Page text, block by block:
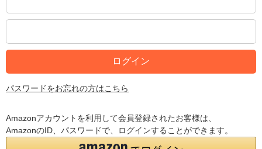
パスワードをお忘れの方はこちら
Amazonアカウントを利用して会員登録されたお客様は、
AmazonのID、パスワードで、ログインすることができます。